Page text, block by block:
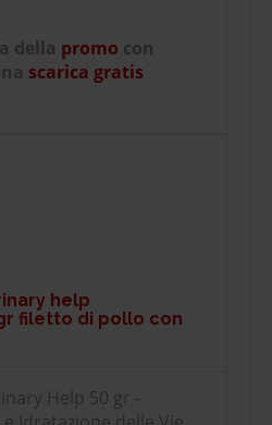
della promo con
scarica gratis
help
filetto di pollo con
Help 50 gr -